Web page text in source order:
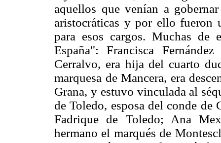
aquellos que venían a
aristocráticas y por ello fueron
para esos cargos. Muchas de
España": Francisca
Cerralvo, era hija del cuarto
marquesa de Mancera, era
Grana, y estuvo vinculada al
de Toledo, esposa del conde
Fadrique de Toledo; Ana
hermano el marqués de